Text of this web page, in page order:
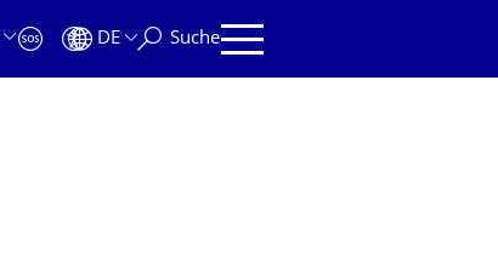
DE Suche